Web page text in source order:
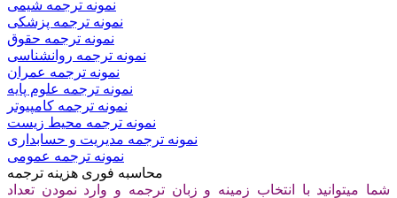
نمونه ترجمه شیمی
نمونه ترجمه پزشکی
نمونه ترجمه حقوق
نمونه ترجمه روانشناسی
نمونه ترجمه عمران
نمونه ترجمه علوم پایه
نمونه ترجمه کامپیوتر
نمونه ترجمه محیط زیست
نمونه ترجمه مدیریت و حسابداری
نمونه ترجمه عمومی
محاسبه فوری هزینه ترجمه
شما میتوانید با انتخاب زمینه و زبان ترجمه و وارد نمودن تعداد